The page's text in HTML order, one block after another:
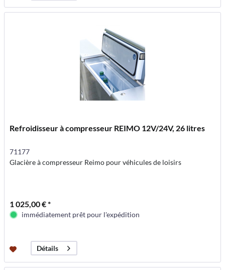
Refroidisseur à compresseur REIMO 12V/24V, 26 litres
71177
Glacière à compresseur Reimo pour véhicules de loisirs
1 025,00 € *
immédiatement prêt pour l'expédition
Détails